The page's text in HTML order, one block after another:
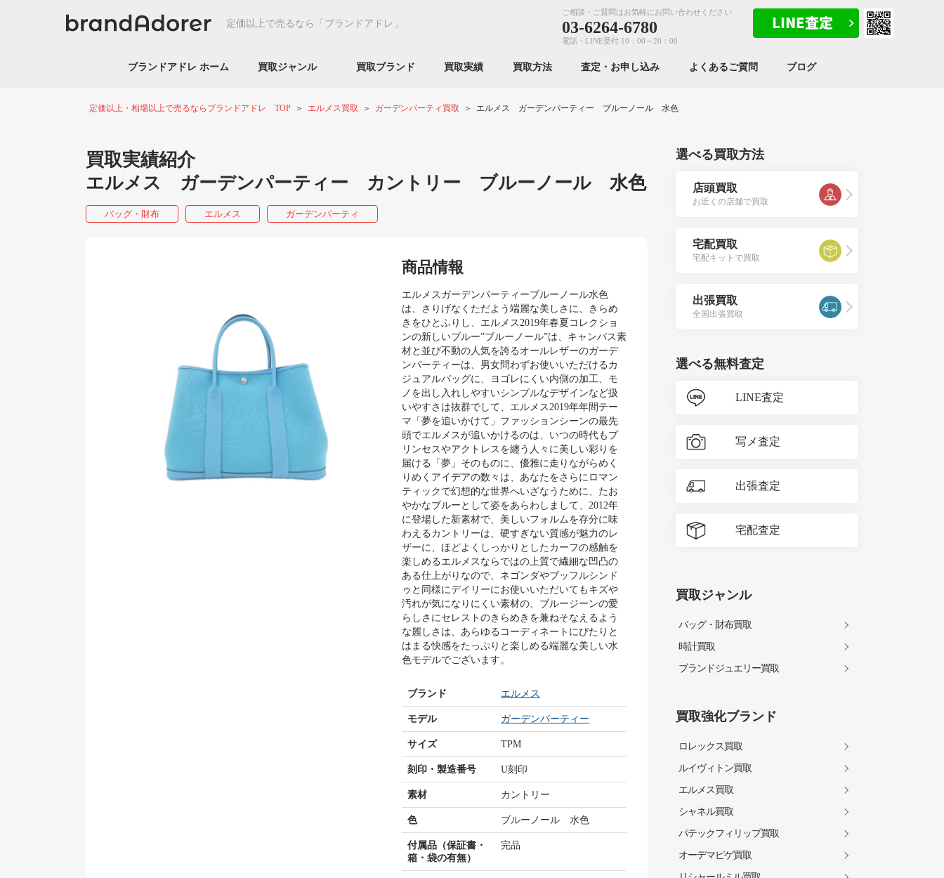
定価以上で売るなら 「ブランドアドレ」
ご相談・ご質問はお気軽にお問い合わせください
03-6264-6780
電話・LINE受付 10：00～20：00
ブランドアドレ ホーム 買取ジャンル 買取ブランド 買取実績 買取方法 査定・お申し込み よくあるご質問 ブログ
定価以上・相場以上で売るならブランドアドレ TOP エルメス買取 ガーデンパーティ買取 エルメス ガーデンパーティー ブルーノール 水色
買取実績紹介
エルメス ガーデンパーティー カントリー ブルーノール 水色
バッグ・財布 エルメス ガーデンパーティ
商品情報
エルメスガーデンパーティーブルーノール水色
は、さりげなくただよう端麗な美しさに、きらめ
きをひとふりし、エルメス2019年春夏コレクショ
ンの新しいブルー”ブルーノール”は、キャンバス素
材と並び不動の人気を誇るオールレザーのガーデ
ンパーティーは、男女問わずお使いいただけるカ
ジュアルバッグに、ヨゴレにくい内側の加工、モ
ノを出し入れしやすいシンプルなデザインなど扱
いやすさは抜群でして、エルメス2019年年間テー
マ「夢を追いかけて」ファッションシーンの最先
頭でエルメスが追いかけるのは、いつの時代もプ
リンセスやアクトレスを纏う人々に美しい彩りを
届ける「夢」そのものに、優雅に走りながらめく
りめくアイデアの数々は、あなたをさらにロマン
ティックで幻想的な世界へいざなうために、たお
やかなブルーとして姿をあらわしまして、2012年
に登場した新素材で、美しいフォルムを存分に味
わえるカントリーは、硬すぎない質感が魅力のレ
ザーに、ほどよくしっかりとしたカーフの感触を
楽しめるエルメスならではの上質で繊細な凹凸の
ある仕上がりなので、ネゴンダやブッフルシンド
ゥと同様にデイリーにお使いいただいてもキズや
汚れが気になりにくい素材の、ブルージーンの愛
らしさにセレストのきらめきを兼ねそなえるよう
な麗しさは、あらゆるコーディネートにぴたりと
はまる快感をたっぷりと楽しめる端麗な美しい水
色モデルでございます。
ブランド エルメス
モデル ガーデンパーティー
サイズ TPM
刻印・製造番号 U刻印
素材 カントリー
色 ブルーノール 水色
付属品（保証書・
箱・袋の有無）
完品
選べる買取方法
店頭買取
お近くの店舗で買取
宅配買取
宅配キットで買取
出張買取
全国出張買取
選べる無料査定
LINE査定
写メ査定
出張査定
宅配査定
買取ジャンル
バッグ・財布買取
時計買取
ブランドジュエリー買取
買取強化ブランド
ロレックス買取
ルイヴィトン買取
エルメス買取
シャネル買取
パテックフィリップ買取
オーデマピゲ買取